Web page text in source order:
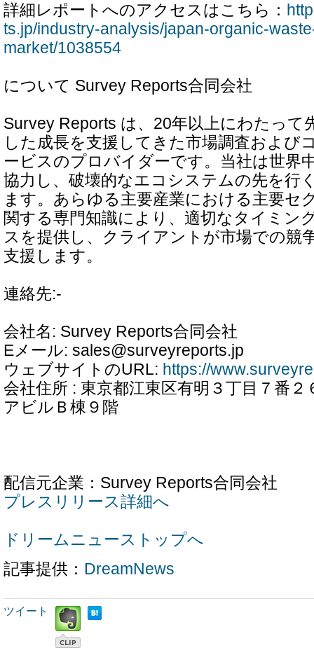
詳細レポートへのアクセスはこちら：
ts.jp/industry-analysis/japan-organic-
market/1038554
について Survey Reports合同会社
Survey Reports は、20年以上にわたって
した成長を支援してきた市場調査および
ービスのプロバイダーです。当社は世界
協力し、破壊的なエコシステムの先を行
ます。あらゆる主要産業における主要セ
関する専門知識により、適切なタイミン
スを提供し、クライアントが市場での競
支援します。
連絡先:-
会社名: Survey Reports合同会社
Eメール: sales@surveyreports.jp
ウェブサイトのURL: https://
会社住所 : 東京都江東区有明３丁目７番
アビルＢ棟９階
配信元企業：Survey Reports合同会社
プレスリリース詳細へ
ドリームニューストップへ
記事提供： DreamNews
ツイート